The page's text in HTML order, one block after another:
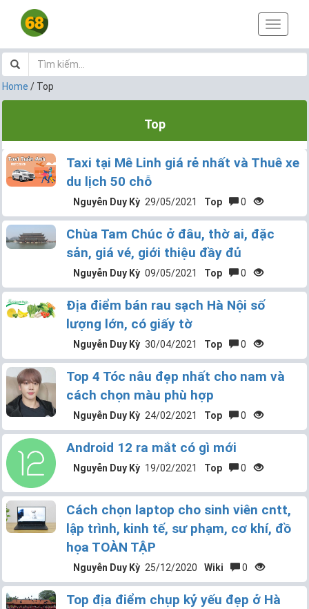
T
o
g
g
o
n
Home / Top
Top
Taxi tại Mê Linh giá rẻ nhất và Thuê xe
du lịch 50 chỗ
Nguyễn Duy Kỳ 29/05/2021 Top 0
Chùa Tam Chúc ở đâu, thờ ai, đặc
sản, giá vé, giới thiệu đầy đủ
Nguyễn Duy Kỳ 09/05/2021 Top 0
Địa điểm bán rau sạch Hà Nội số
lượng lớn, có giấy tờ
Nguyễn Duy Kỳ 30/04/2021 Top 0
Top 4 Tóc nâu đẹp nhất cho nam và
cách chọn màu phù hợp
Nguyễn Duy Kỳ 24/02/2021 Top 0
Android 12 ra mắt có gì mới
Nguyễn Duy Kỳ 19/02/2021 Top 0
Cách chọn laptop cho sinh viên cntt,
lập trình, kinh tế, sư phạm, cơ khí, đồ
họa TOÀN TẬP
Nguyễn Duy Kỳ 25/12/2020 Wiki 0
Top địa điểm chụp kỷ yếu đẹp ở Hà